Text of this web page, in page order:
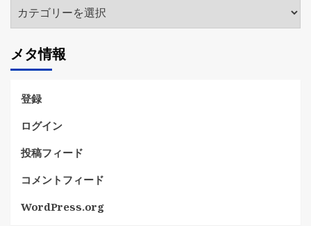
テ
リ
ー
メタ情報
登録
ログイン
投稿フィード
コメントフィード
WordPress.org